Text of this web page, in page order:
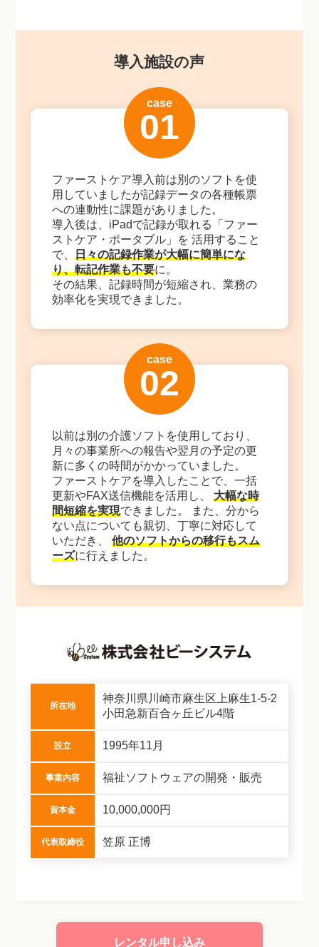
導入施設の声
case
01
ファーストケア導入前は別のソフトを使
用していましたが記録データの各種帳票
への連動性に課題がありました。
導入後は、iPadで記録が取れる「ファー
ストケア・ポータブル」を 活用すること
で、 日々の記録作業が大幅に簡単にな
り、転記作業も不要に。
その結果、記録時間が短縮され、業務の
効率化を実現できました。
case
02
以前は別の介護ソフトを使用しており、
月々の事業所への報告や翌月の予定の更
新に多くの時間がかかっていました。
ファーストケアを導入したことで、一括
更新やFAX送信機能を活用し、 大幅な時
間短縮を実現できました。 また、分から
ない点についても親切、丁寧に対応して
いただき、 他のソフトからの移行もスム
ーズに行えました。
所在地
神奈川県川崎市麻生区上麻生1-5-2
小田急新百合ヶ丘ビル4階
設立 1995年11月
事業内容 福祉ソフトウェアの開発・販売
資本金 10,000,000円
代表取締役 笠原 正博
レンタル申し込み